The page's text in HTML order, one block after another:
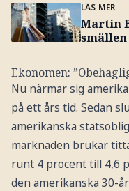
LÄS MER
Martin
Ekonomen:
Nu närmar sig
på ett års tid. Sedan
amerikanska
marknaden brukar
runt 4 procent till 4,6
den amerikanska 30-